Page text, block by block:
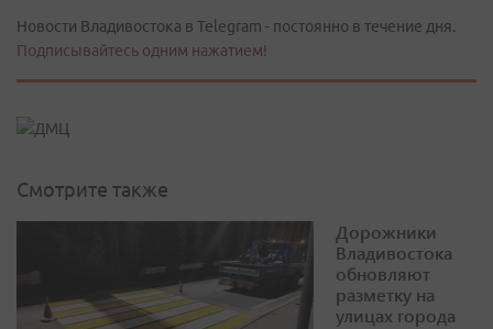
Новости Владивостока в Telegram - постоянно в течение дня.
Подписывайтесь одним нажатием!
Смотрите также
Дорожники
Владивостока
обновляют
разметку на
улицах города